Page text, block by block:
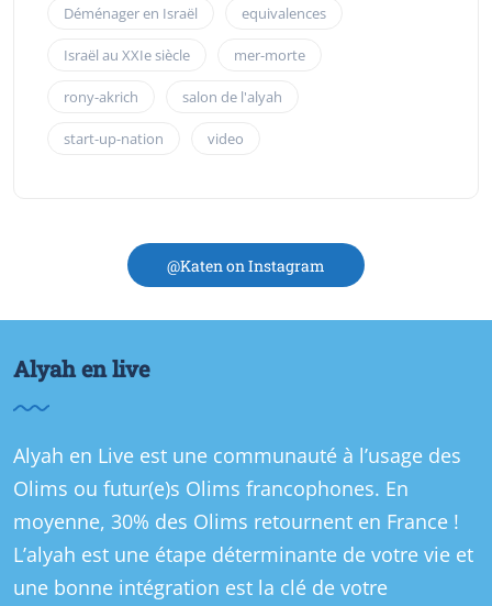
Déménager en Israël equivalences
Israël au XXIe siècle mer-morte
rony-akrich salon de l'alyah
start-up-nation video
@Katen on Instagram
Alyah en live
Alyah en Live est une communauté à l’usage des
Olims ou futur(e)s Olims francophones. En
moyenne, 30% des Olims retournent en France !
L’alyah est une étape déterminante de votre vie et
une bonne intégration est la clé de votre